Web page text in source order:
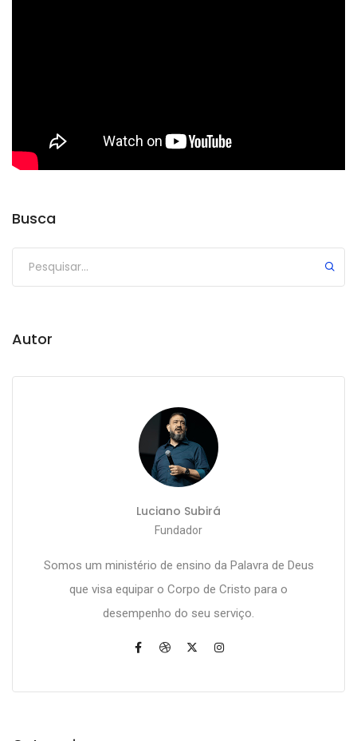
Busca
Autor
Luciano Subirá
Fundador
Somos um ministério de ensino da Palavra de Deus
que visa equipar o Corpo de Cristo para o
desempenho do seu serviço.